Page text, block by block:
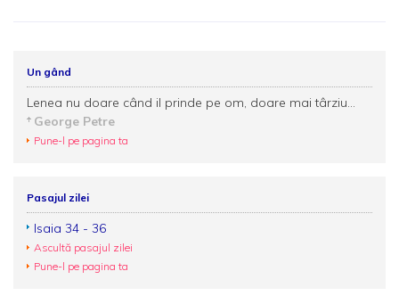
Un gând
Lenea nu doare când il prinde pe om, doare mai târziu...
George Petre
Pune-l pe pagina ta
Pasajul zilei
Isaia 34 - 36
Ascultă pasajul zilei
Pune-l pe pagina ta